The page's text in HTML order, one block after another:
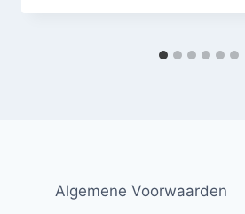
Algemene Voorwaarden